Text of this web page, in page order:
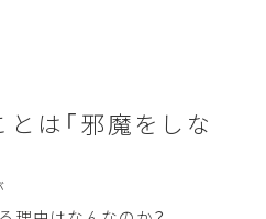
は「邪魔をしな